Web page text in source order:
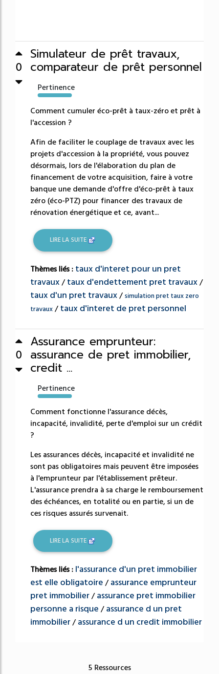
0
Simulateur de prêt travaux,
comparateur de prêt personnel
Pertinence
1147%
Comment cumuler éco-prêt à taux-zéro et prêt à
l'accession ?
Afin de faciliter le couplage de travaux avec les
projets d'accession à la propriété, vous pouvez
désormais, lors de l'élaboration du plan de
financement de votre acquisition, faire à votre
banque une demande d'offre d'éco-prêt à taux
zéro (éco-PTZ) pour financer des travaux de
rénovation énergétique et ce, avant...
LIRE LA SUITE
Thèmes liés : taux d'interet pour un pret
travaux/taux d'endettement pret travaux/
taux d'un pret travaux/simulation pret taux zero
travaux /taux d'interet de pret personnel
0
Assurance emprunteur:
assurance de pret immobilier,
credit ...
Pertinence
664%
Comment fonctionne l'assurance décès,
incapacité, invalidité, perte d'emploi sur un crédit
?
Les assurances décès, incapacité et invalidité ne
sont pas obligatoires mais peuvent être imposées
à l'emprunteur par l'établissement prêteur.
L'assurance prendra à sa charge le remboursement
des échéances, en totalité ou en partie, si un de
ces risques assurés survenait.
LIRE LA SUITE
Thèmes liés : l'assurance d'un pret immobilier
est elle obligatoire /assurance emprunteur
pret immobilier/assurance pret immobilier
personne a risque /assurance d un pret
immobilier/assurance d un credit immobilier
5 Ressources